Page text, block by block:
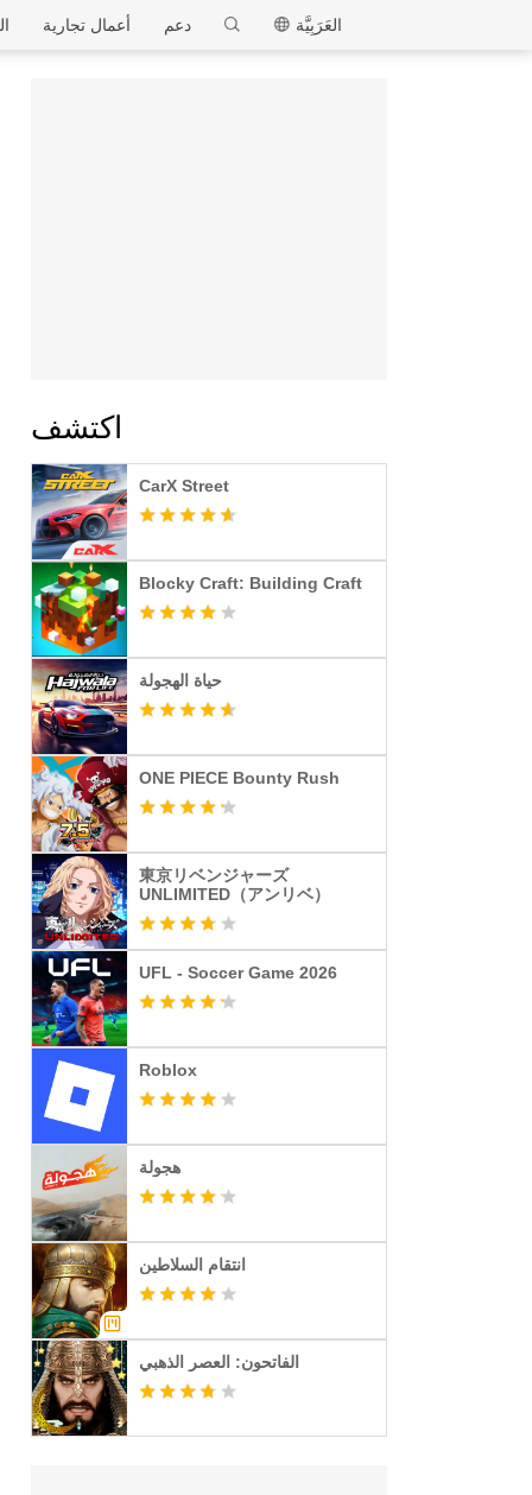
MEmu
العَرَبِيَّة دعم أعمال تجارية
اكتشف
CarX Street
Blocky Craft: Building Craft
حياة الهجولة
ONE PIECE Bounty Rush
東京リベンジャーズ
UNLIMITED（アンリベ）
UFL - Soccer Game 2026
Roblox
هجولة
انتقام السلاطين
الفاتحون: العصر الذهبي